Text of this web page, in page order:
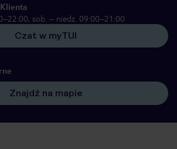
sob. – niedz. 09:00–21:00
Czat w myTUI
Znajdź na mapie